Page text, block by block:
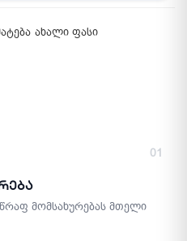
ახალი ფასი
01
მომსახურებას მთელი